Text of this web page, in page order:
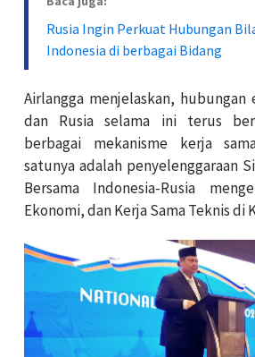
Rusia Ingin Perkuat Hubungan
Indonesia di berbagai Bidang
Airlangga menjelaskan, hubungan
dan Rusia selama ini terus
berbagai mekanisme kerja
satunya adalah penyelenggaraan
Bersama Indonesia-Rusia
Ekonomi, dan Kerja Sama Teknis di